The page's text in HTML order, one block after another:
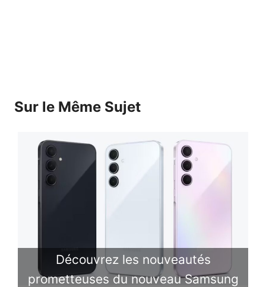
Sur le Même Sujet
Découvrez les nouveautés
prometteuses du nouveau Samsung